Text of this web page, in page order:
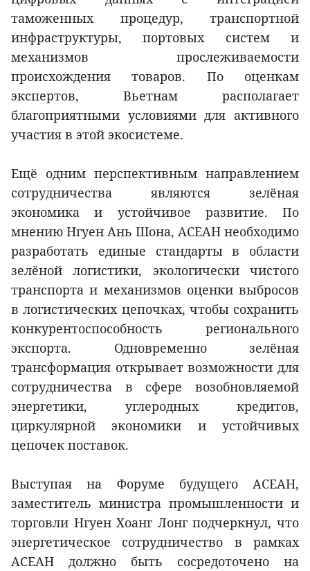
таможенных процедур, транспортной
инфраструктуры, портовых систем и
механизмов прослеживаемости
происхождения товаров. По оценкам
экспертов, Вьетнам располагает
благоприятными условиями для активного
участия в этой экосистеме.
Ещё одним перспективным направлением
сотрудничества являются зелёная
экономика и устойчивое развитие. По
мнению Нгуен Ань Шона, АСЕАН необходимо
разработать единые стандарты в области
зелёной логистики, экологически чистого
транспорта и механизмов оценки выбросов
в логистических цепочках, чтобы сохранить
конкурентоспособность регионального
экспорта. Одновременно зелёная
трансформация открывает возможности для
сотрудничества в сфере возобновляемой
энергетики, углеродных кредитов,
циркулярной экономики и устойчивых
цепочек поставок.
Выступая на Форуме будущего АСЕАН,
заместитель министра промышленности и
торговли Нгуен Хоанг Лонг подчеркнул, что
энергетическое сотрудничество в рамках
АСЕАН должно быть сосредоточено на